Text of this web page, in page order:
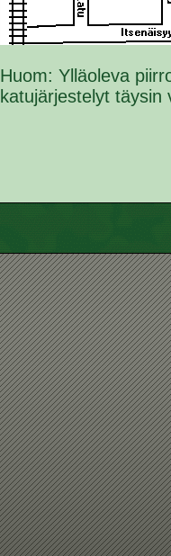
Huom: Ylläoleva
katujärjestelyt täysin